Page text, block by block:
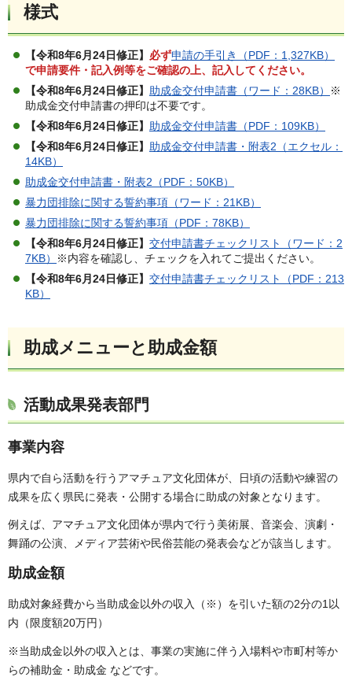
様式
【令和8年6月24日修正】 必ず申請の手引き（PDF：1,327KB）
で申請要件・記入例等をご確認の上、記入してください。
【令和8年6月24日修正】 助成金交付申請書（ワード：28KB）
※
助成金交付申請書の押印は不要です。
【令和8年6月24日修正】 助成金交付申請書（PDF：109KB）
【令和8年6月24日修正】 助成金交付申請書・附表2（エクセル：
14KB）
助成金交付申請書・附表2（PDF：50KB）
暴力団排除に関する誓約事項（ワード：21KB）
暴力団排除に関する誓約事項（PDF：78KB）
【令和8年6月24日修正】 交付申請書チェックリスト（ワード：2
7KB）
※内容を確認し、チェックを入れてご提出ください。
【令和8年6月24日修正】 交付申請書チェックリスト（PDF：213
KB）
助成メニューと助成金額
活動成果発表部門
事業内容
県内で自ら活動を行うアマチュア文化団体が、日頃の活動や練習の
成果を広く県民に発表・公開する場合に助成の対象となります。
例えば、アマチュア文化団体が県内で行う美術展、音楽会、演劇・
舞踊の公演、メディア芸術や民俗芸能の発表会などが該当します。
助成金額
助成対象経費から当助成金以外の収入（※）を引いた額の2分の1以
内（限度額20万円）
※当助成金以外の収入とは、事業の実施に伴う入場料や市町村等か
らの補助金・助成金 などです。